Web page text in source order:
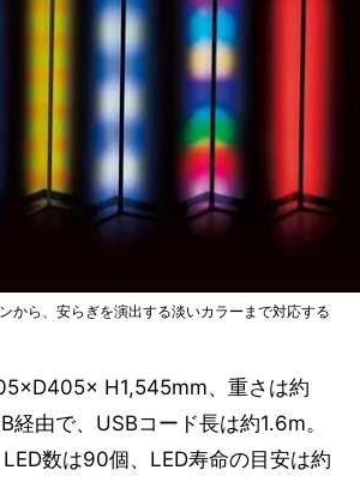
から、安らぎを演出する淡いカラーまで対応する
H1,545mm、重さは約
経由で、USBコード長は約1.6m。
数は90個、LED寿命の目安は約